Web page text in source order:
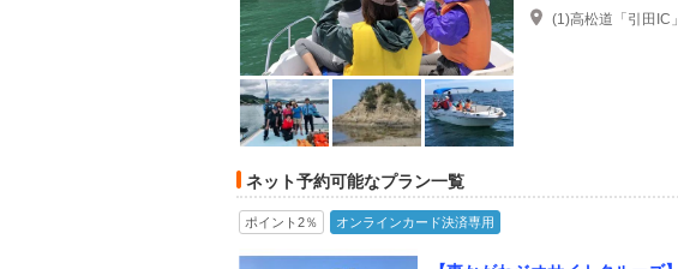
ネット予約可能なプラン一覧
ポイント2％ オンラインカード決済専用